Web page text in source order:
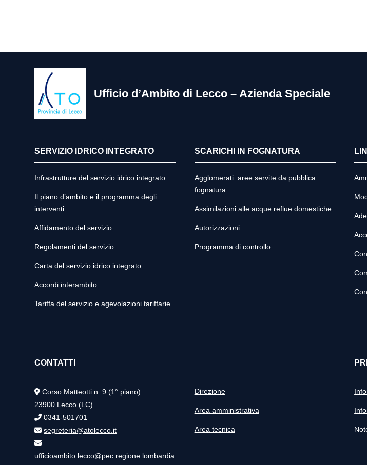
Ufficio d’Ambito di Lecco – Azienda Speciale
SERVIZIO IDRICO INTEGRATO
Infrastrutture del servizio idrico integrato
Il piano d’ambito e il programma degli
interventi
Affidamento del servizio
Regolamenti del servizio
Carta del servizio idrico integrato
Accordi interambito
Tariffa del servizio e agevolazioni tariffarie
SCARICHI IN FOGNATURA
Agglomerati aree servite da pubblica
fognatura
Assimilazioni alle acque reflue domestiche
Autorizzazioni
Programma di controllo
CONTATTI
Corso Matteotti n. 9 (1° piano)
23900 Lecco (LC)
0341-501701
segreteria@atolecco.it
ufficioambito.lecco@pec.regione.lombardia
Direzione
Area amministrativa
Area tecnica